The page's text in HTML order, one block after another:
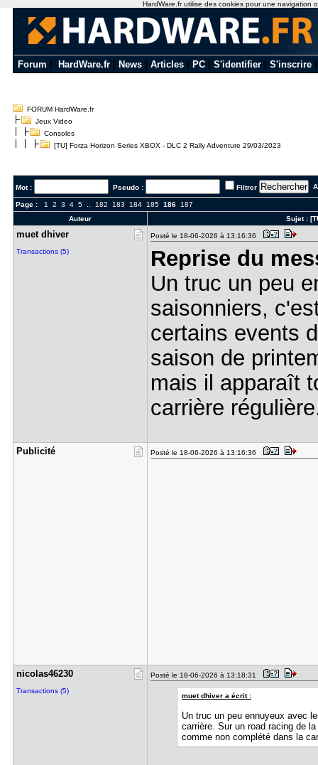
Forum HardWare.fr News Articles PC S'identifier S'inscrire
FORUM HardWare.fr
Jeux Video
Consoles
[TU] Forza Horizon Series XBOX - DLC 2 Rally Adventure 29/03/2023
Mot : Pseudo : Filtrer
Page : 1 2 3 4 5.. 182 183 184 185 186
187
Auteur
Sujet :
muet dhive​r
Transactions (5)
Posté le 18-06-2026 à 13:16:36
Reprise du
Un truc un peu
saisonniers,
certains events
saison de
mais il apparaît
carrière
Publicité Posté le 18-06-2026 à 13:16:36
nicolas462​30
Transactions (5)
Posté le 18-06-2026 à 13:18:31
muet dhiver a écrit :
Un truc un peu ennuyeux avec
carrière. Sur un road racing de
comme non complété dans la
HardWare.fr utilise des cookies pour une navigation